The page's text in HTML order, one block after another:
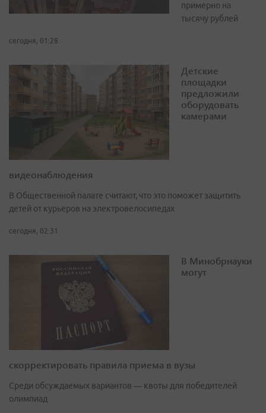
примерно на
тысячу рублей
сегодня, 01:28
Детские
площадки
предложили
оборудовать
камерами
видеонаблюдения
В Общественной палате считают, что это поможет защитить
детей от курьеров на электровелосипедах
сегодня, 02:31
В Минобрнауки
могут
скорректировать правила приема в вузы
Среди обсуждаемых вариантов — квоты для победителей
олимпиад